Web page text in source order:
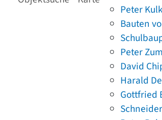
Peter
Bauten
Peter
David
Harald
Gottfried